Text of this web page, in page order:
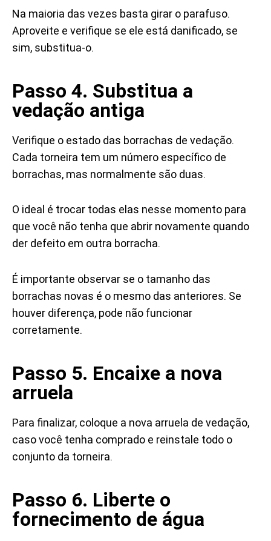
Na maioria das vezes basta girar o parafuso.
Aproveite e verifique se ele está danificado, se
sim, substitua-o.
Passo 4. Substitua a
vedação antiga
Verifique o estado das borrachas de vedação.
Cada torneira tem um número específico de
borrachas, mas normalmente são duas.
O ideal é trocar todas elas nesse momento para
que você não tenha que abrir novamente quando
der defeito em outra borracha.
É importante observar se o tamanho das
borrachas novas é o mesmo das anteriores. Se
houver diferença, pode não funcionar
corretamente.
Passo 5. Encaixe a nova
arruela
Para finalizar, coloque a nova arruela de vedação,
caso você tenha comprado e reinstale todo o
conjunto da torneira.
Passo 6. Liberte o
fornecimento de água